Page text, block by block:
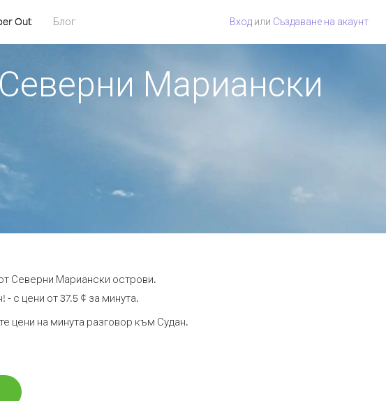
Out Блог Вход или Създаване на акаунт
Мариански
Северни Мариански острови.
с цени от 37.5 ¢ за минута.
цени на минута разговор към Судан.